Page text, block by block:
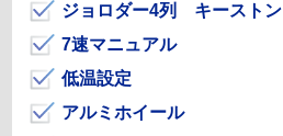
ジョロダー4列 キーストン
7速マニュアル
低温設定
アルミホイール